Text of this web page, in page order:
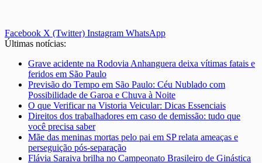
Facebook X (Twitter) Instagram WhatsApp
Últimas notícias:
Grave acidente na Rodovia Anhanguera deixa vítimas fatais e
feridos em São Paulo
Previsão do Tempo em São Paulo: Céu Nublado com
Possibilidade de Garoa e Chuva à Noite
O que Verificar na Vistoria Veicular: Dicas Essenciais
Direitos dos trabalhadores em caso de demissão: tudo que
você precisa saber
Mãe das meninas mortas pelo pai em SP relata ameaças e
perseguição pós-separação
Flávia Saraiva brilha no Campeonato Brasileiro de Ginástica